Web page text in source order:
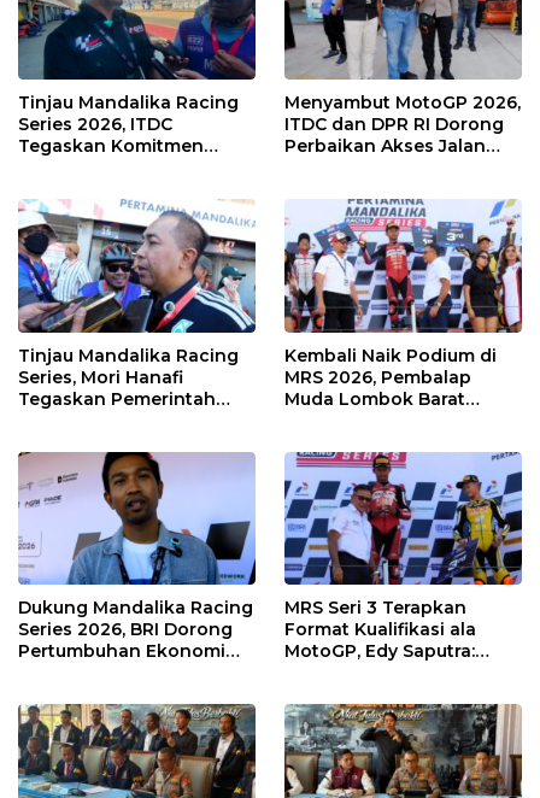
Tinjau Mandalika Racing
Series 2026, ITDC
Tegaskan Komitmen
Kawasan
Menyambut MotoGP 2026,
ITDC dan DPR RI Dorong
Perbaikan Akses Jalan
Tinjau Mandalika Racing
Series, Mori Hanafi
Tegaskan Pemerintah
Kembali Naik Podium di
MRS 2026, Pembalap
Muda Lombok Barat
Dukung Mandalika Racing
Series 2026, BRI Dorong
Pertumbuhan Ekonomi
MRS Seri 3 Terapkan
Format Kualifikasi ala
MotoGP, Edy Saputra: